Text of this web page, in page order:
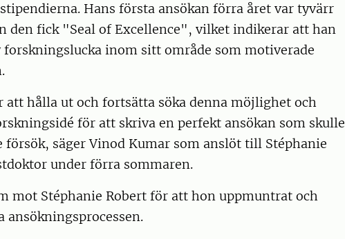
Hans första ansökan förra året var tyvärr
den fick "Seal of Excellence", vilket indikerar att han
inom sitt område som motiverade
att hålla ut och fortsätta söka denna möjlighet och
för att skriva en perfekt ansökan som skulle
säger Vinod Kumar som anslöt till Stéphanie
under förra sommaren.
mot Stéphanie Robert för att hon uppmuntrat och